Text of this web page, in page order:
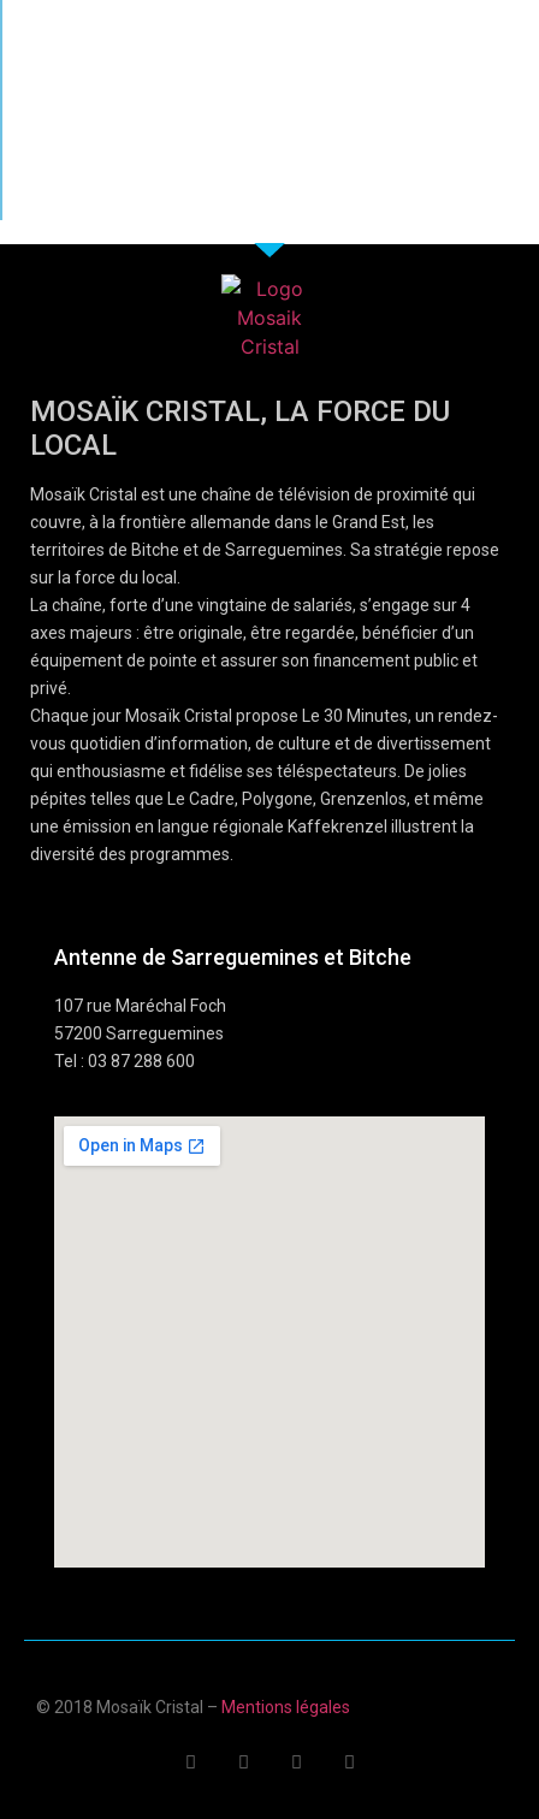
MOSAÏK CRISTAL, LA FORCE DU
LOCAL
Mosaïk Cristal est une chaîne de télévision de proximité qui
couvre, à la frontière allemande dans le Grand Est, les
territoires de Bitche et de Sarreguemines. Sa stratégie repose
sur la force du local.
La chaîne, forte d’une vingtaine de salariés, s’engage sur 4
axes majeurs : être originale, être regardée, bénéficier d’un
équipement de pointe et assurer son financement public et
privé.
Chaque jour Mosaïk Cristal propose Le 30 Minutes, un rendez-
vous quotidien d’information, de culture et de divertissement
qui enthousiasme et fidélise ses téléspectateurs. De jolies
pépites telles que Le Cadre, Polygone, Grenzenlos, et même
une émission en langue régionale Kaffekrenzel illustrent la
diversité des programmes.
Antenne de Sarreguemines et Bitche
107 rue Maréchal Foch
57200 Sarreguemines
Tel : 03 87 288 600
© 2018 Mosaïk Cristal – Mentions légales